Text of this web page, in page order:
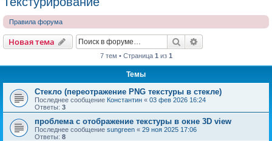
Правила форума
Новая тема Поиск
7 тем • Страница 1 из 1
Темы
Стекло (переотражение PNG текстуры в стекле)
Последнее сообщение Константин « 03 фев 2026 16:24
Ответы: 3
проблема с отображение текстуры в окне 3D view
Последнее сообщение sungreen « 29 ноя 2025 17:06
Ответы: 8